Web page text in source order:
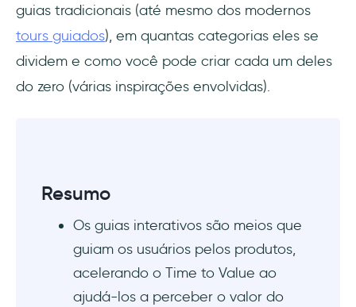
2- Defina claramente seu momento Aha
3- Torne-o digerível com instruções claras e
concisas
As 5 melhores ferramentas de guia interativo
para alta adoção
Conclusão
Perguntas Frequentes
guias tradicionais (até mesmo dos modernos
tours guiados), em quantas categorias eles se
dividem e como você pode criar cada um deles
do zero (várias inspirações envolvidas).
Resumo
Os guias interativos são meios que
guiam os usuários pelos produtos,
acelerando o Time to Value ao
ajudá-los a perceber o valor do